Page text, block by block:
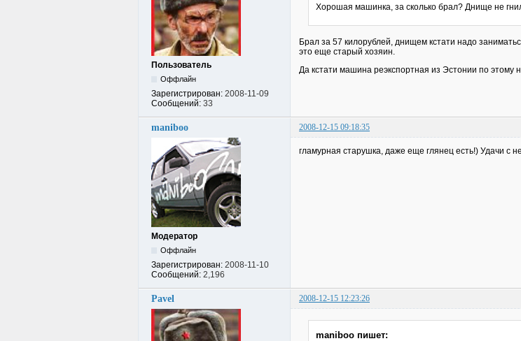
Пользователь
Оффлайн
Зарегистрирован: 2008-11-09
Сообщений: 33
Хорошая машинка, за сколько брал? Днище не
Брал за 57 килорублей, днищем кстати надо
это еще старый хозяин.
Да кстати машина реэкспортная из Эстонии по этому
maniboo 2008-12-15 09:18:35
Модератор
Оффлайн
Зарегистрирован: 2008-11-10
Сообщений: 2,196
гламурная старушка, даже еще глянец есть!) Удачи с
Pavel 2008-12-15 12:23:26
maniboo пишет: